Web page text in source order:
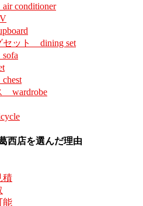
conditioner
セット dining set
wardrobe
西店を選んだ理由
積
能